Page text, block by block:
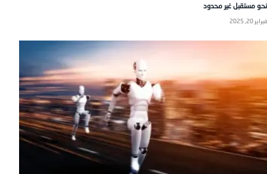
نحو مستقبل غير محدود
فبراير 20, 2025